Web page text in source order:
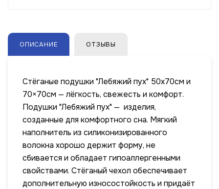
ОПИСАНИЕ ОТЗЫВЫ
Стёганые подушки "Лебяжий пух" 50х70см и
70×70см — лёгкость, свежесть и комфорт.
Подушки "Лебяжий пух" — изделия,
созданные для комфортного сна. Мягкий
наполнитель из силиконизированного
волокна хорошо держит форму, не
сбивается и обладает гипоаллергенными
свойствами. Стёганый чехол обеспечивает
дополнительную износостойкость и придаёт